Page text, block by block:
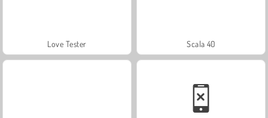
Love Tester Scala 40